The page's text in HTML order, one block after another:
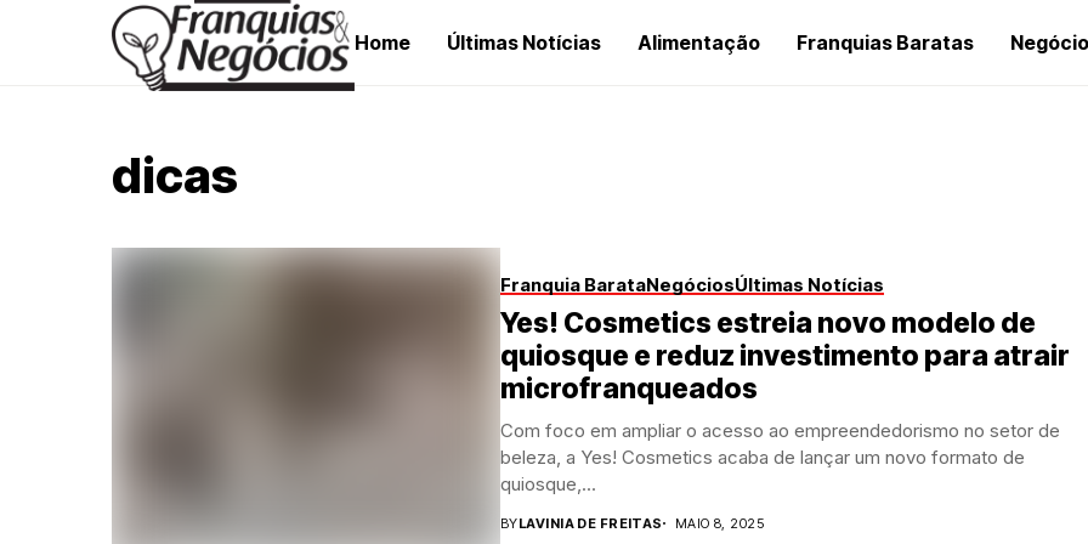
Home Últimas Notícias Alimentação Franquias Baratas
dicas
Franquia BarataNegóciosÚltimas Notícias
Yes! Cosmetics estreia novo modelo de
quiosque e reduz investimento para atrair
microfranqueados
Com foco em ampliar o acesso ao empreendedorismo no setor de
beleza, a Yes! Cosmetics acaba de lançar um novo formato de
quiosque,...
BYLAVINIA DE FREITAS MAIO 8, 2025